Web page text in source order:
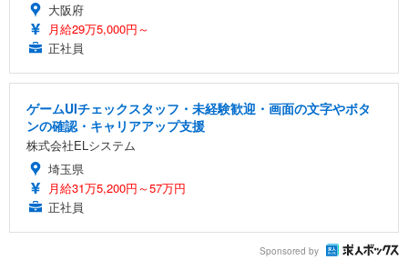
大阪府
月給29万5,000円～
正社員
ゲームUIチェックスタッフ・未経験歓迎・画面の文字やボタ
ンの確認・キャリアアップ支援
株式会社ELシステム
埼玉県
月給31万5,200円～57万円
正社員
Sponsored by